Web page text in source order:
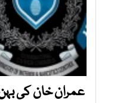
عمران خان کی